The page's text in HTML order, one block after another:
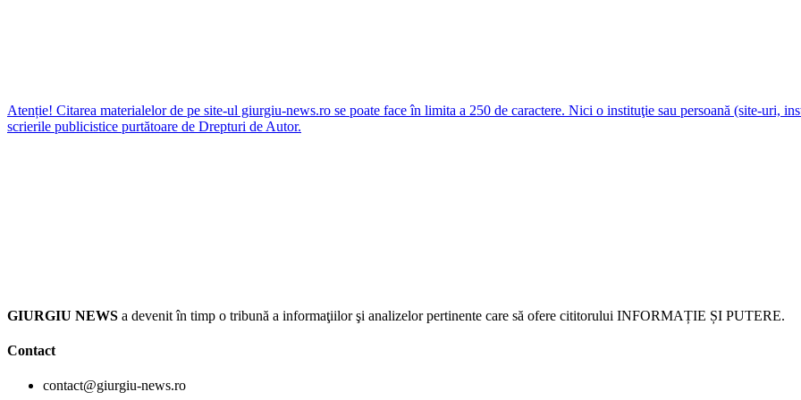
Atenție! Citarea materialelor de pe site-ul giurgiu-news.ro se poate face în limita a 250 de caractere. Nici o instituţie sau persoană (site-uri,
scrierile publicistice purtătoare de Drepturi de Autor.
GIURGIU NEWS a devenit în timp o tribună a informaţiilor şi analizelor pertinente care să ofere cititorului INFORMAȚIE ȘI PUTERE.
Contact
contact@giurgiu-news.ro